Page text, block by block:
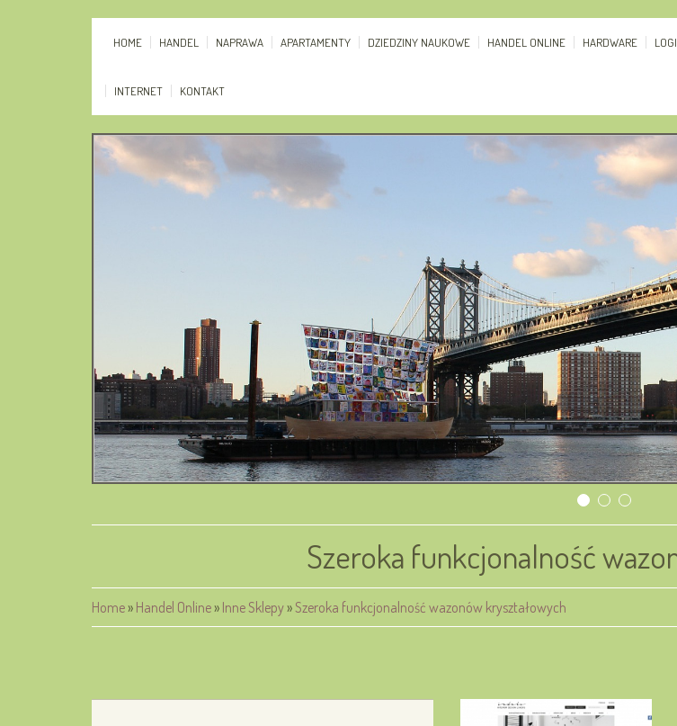
HOME HANDEL NAPRAWA APARTAMENTY DZIEDZINY NAUKOWE HANDEL ONLINE HARDWARE
INTERNET KONTAKT
Szeroka funkcjonalność
Home» Handel Online» Inne Sklepy»Szeroka funkcjonalność wazonów kryształowych